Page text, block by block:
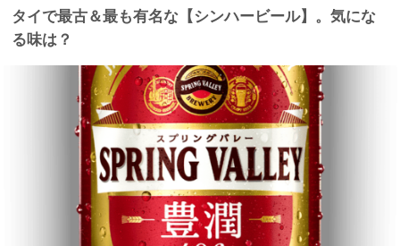
タイで最古＆最も有名な【シンハービール】。気にな
る味は？